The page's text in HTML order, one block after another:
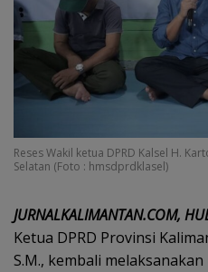
Reses Wakil ketua DPRD Kalsel H.
Selatan (Foto : hmsdprdklasel)
JURNALKALIMANTAN.COM,
Ketua DPRD Provinsi
S.M., kembali